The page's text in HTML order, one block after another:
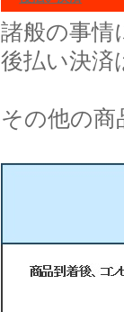
諸般の事情
後払い決済
その他の